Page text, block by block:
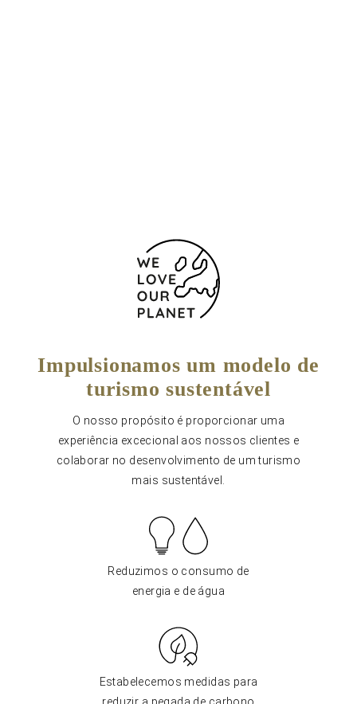
Impulsionamos um modelo de
turismo sustentável
O nosso propósito é proporcionar uma
experiência excecional aos nossos clientes e
colaborar no desenvolvimento de um turismo
mais sustentável.
Reduzimos o consumo de
energia e de água
Estabelecemos medidas para